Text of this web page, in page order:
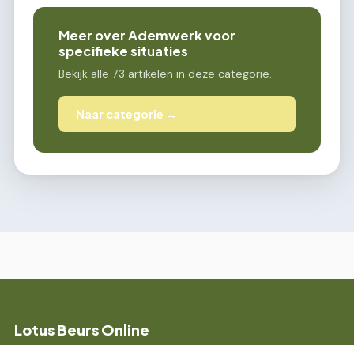
Meer over Ademwerk voor
specifieke situaties
Bekijk alle 73 artikelen in deze categorie.
Naar categorie →
Lotus Beurs Online